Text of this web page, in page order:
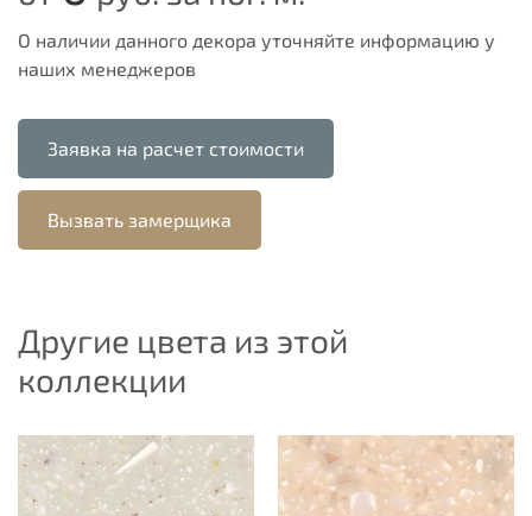
О наличии данного декора уточняйте информацию у
наших менеджеров
Заявка на расчет стоимости
Вызвать замерщика
Другие цвета из этой
коллекции